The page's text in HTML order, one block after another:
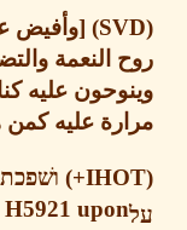
وأفيض على
النعمة والتضرعات
عليه كنائح
عليه كمن هو في
ושׁפכתי pour
H5921 בית